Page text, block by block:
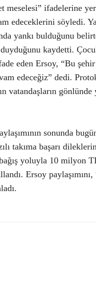
meselesi” ifadelerine
edeceklerini söyledi.
yankı bulduğunu
kaydetti.
eden Ersoy, “Bu
edeceğiz” dedi.
vatandaşların
sonunda
takıma başarı
yoluyla 10 milyon
Ersoy paylaşımını,